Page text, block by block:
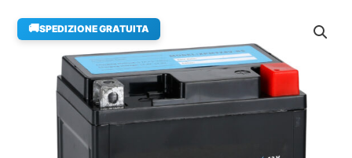
🚚SPEDIZIONE GRATUITA